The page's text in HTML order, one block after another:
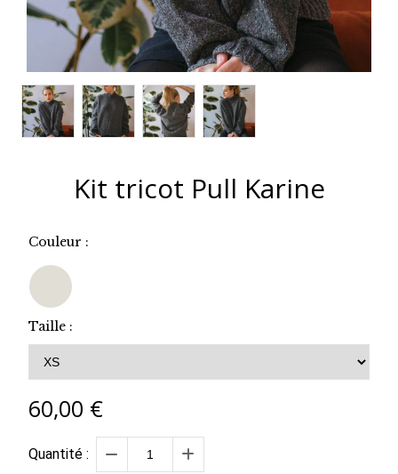
Kit tricot Pull Karine
Couleur :
Taille :
60,00 €
Quantité :